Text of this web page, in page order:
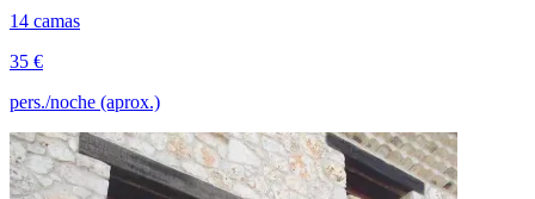
14 camas
35 €
pers./noche (aprox.)